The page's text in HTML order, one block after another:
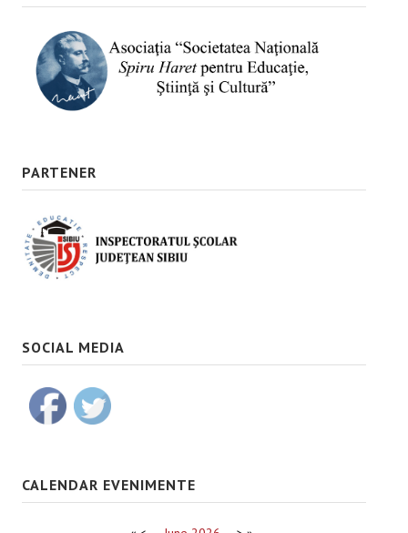
PARTENER
SOCIAL MEDIA
CALENDAR EVENIMENTE